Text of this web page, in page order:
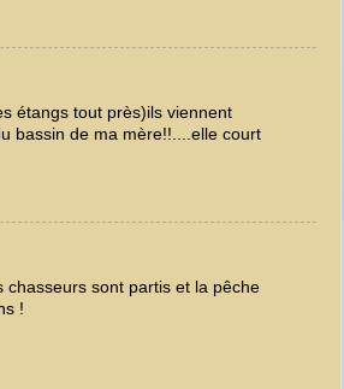
étangs tout près)ils viennent
bassin de ma mère!!....elle court
chasseurs sont partis et la pêche
!